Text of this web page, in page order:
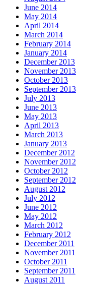
June 2014
May 2014
April 2014
March 2014
February 2014
January 2014
December 2013
November 2013
October 2013
September 2013
July 2013
June 2013
May 2013
April 2013
March 2013
January 2013
December 2012
November 2012
October 2012
September 2012
August 2012
July 2012
June 2012
May 2012
March 2012
February 2012
December 2011
November 2011
October 2011
September 2011
August 2011